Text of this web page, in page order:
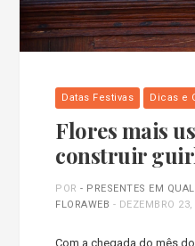
Datas Festivas Dicas e
Flores mais
construir
POR- PRESENTES EM
FLORAWEB - DEZEMBRO
Com a chegada do mês